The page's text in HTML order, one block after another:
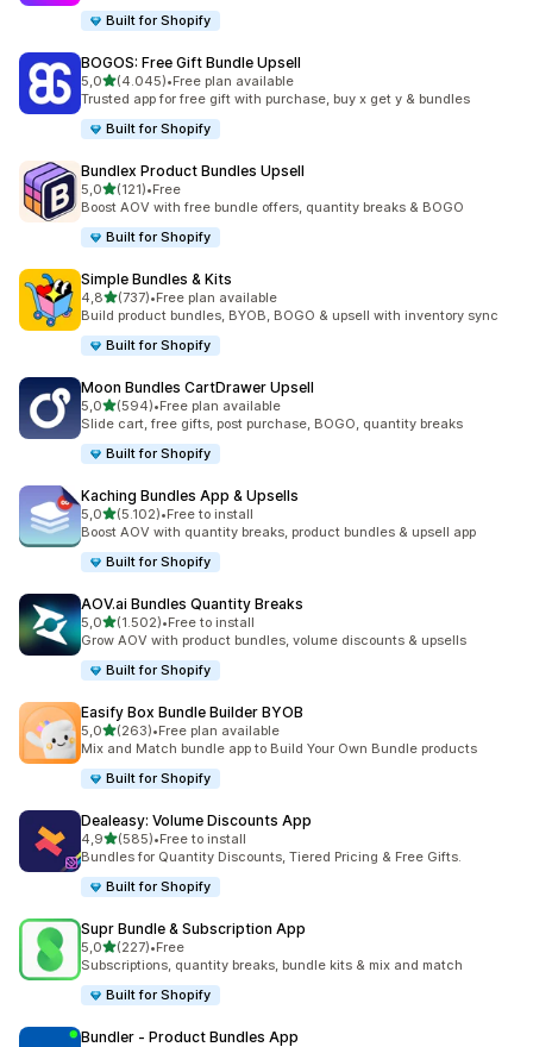
Built for Shopify
BOGOS: Free Gift Bundle Upsell
5,0de 5 estrelas
(4.045)
4045 total de avaliações
•Free plan available
Trusted app for free gift with purchase, buy x get y & bundles
Built for Shopify
Bundlex Product Bundles Upsell
5,0de 5 estrelas
(121)
121 total de avaliações
•Free
Boost AOV with free bundle offers, quantity breaks & BOGO
Built for Shopify
Simple Bundles & Kits
4,8de 5 estrelas
(737)
737 total de avaliações
•Free plan available
Build product bundles, BYOB, BOGO & upsell with inventory sync
Built for Shopify
Moon Bundles CartDrawer Upsell
5,0de 5 estrelas
(594)
594 total de avaliações
•Free plan available
Slide cart, free gifts, post purchase, BOGO, quantity breaks
Built for Shopify
Kaching Bundles App & Upsells
5,0de 5 estrelas
(5.102)
5102 total de avaliações
•Free to install
Boost AOV with quantity breaks, product bundles & upsell app
Built for Shopify
AOV.ai Bundles Quantity Breaks
5,0de 5 estrelas
(1.502)
1502 total de avaliações
•Free to install
Grow AOV with product bundles, volume discounts & upsells
Built for Shopify
Easify Box Bundle Builder BYOB
5,0de 5 estrelas
(263)
263 total de avaliações
•Free plan available
Mix and Match bundle app to Build Your Own Bundle products
Built for Shopify
Dealeasy: Volume Discounts App
4,9de 5 estrelas
(585)
585 total de avaliações
•Free to install
Bundles for Quantity Discounts, Tiered Pricing & Free Gifts.
Built for Shopify
Supr Bundle & Subscription App
5,0de 5 estrelas
(227)
227 total de avaliações
•Free
Subscriptions, quantity breaks, bundle kits & mix and match
Built for Shopify
Bundler ‑ Product Bundles App